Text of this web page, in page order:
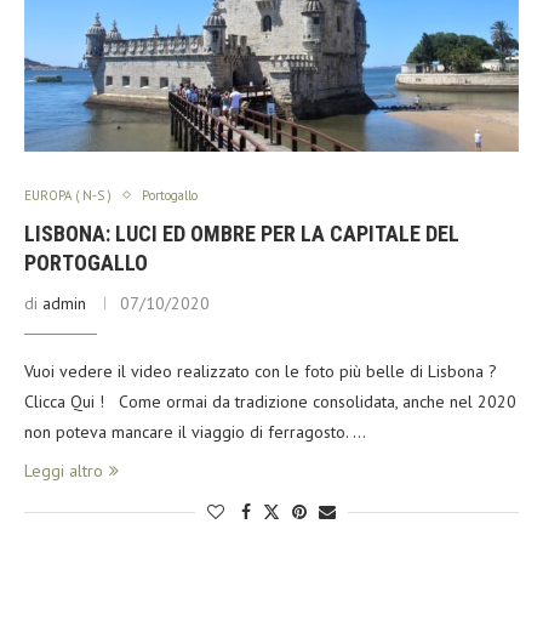
EUROPA ( N-S ) Portogallo
LISBONA: LUCI ED OMBRE PER LA CAPITALE DEL
PORTOGALLO
di admin 07/10/2020
Vuoi vedere il video realizzato con le foto più belle di Lisbona ?
Clicca Qui ! Come ormai da tradizione consolidata, anche nel 2020
non poteva mancare il viaggio di ferragosto. …
Leggi altro